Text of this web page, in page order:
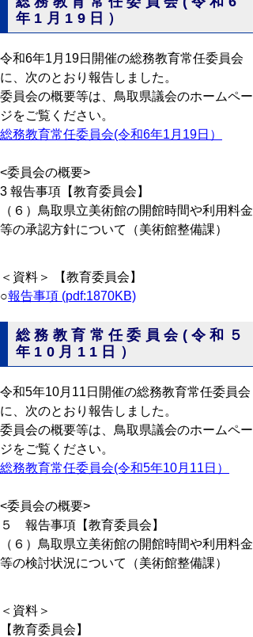
年1月19日）
令和6年1月19日開催の総務教育常任委員会
に、次のとおり報告しました。
委員会の概要等は、鳥取県議会のホームペー
ジをご覧ください。
総務教育常任委員会(令和6年1月19日）
<委員会の概要>
3 報告事項【教育委員会】
（６）鳥取県立美術館の開館時間や利用料金
等の承認方針について（美術館整備課）
＜資料＞
【教育委員会】
○報告事項 (pdf:1870KB)
総務教育常任委員会(令和５
年10月11日）
令和5年10月11日開催の総務教育常任委員会
に、次のとおり報告しました。
委員会の概要等は、鳥取県議会のホームペー
ジをご覧ください。
総務教育常任委員会(令和5年10月11日）
<委員会の概要>
５ 報告事項【教育委員会】
（６）鳥取県立美術館の開館時間や利用料金
等の検討状況について（美術館整備課）
＜資料＞
【教育委員会】